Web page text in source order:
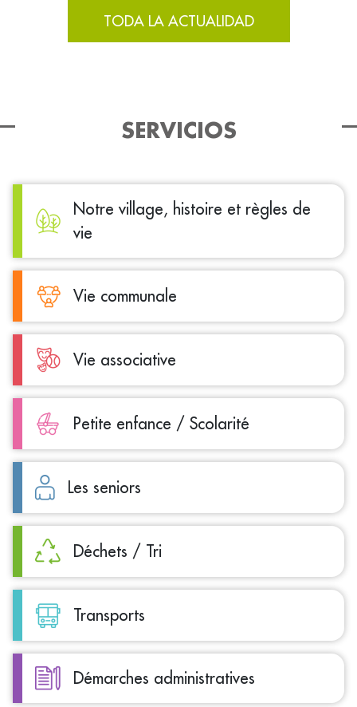
TODA LA ACTUALIDAD
SERVICIOS
Notre village, histoire et règles de
vie
Vie communale
Vie associative
Petite enfance / Scolarité
Les seniors
Déchets / Tri
Transports
Démarches administratives